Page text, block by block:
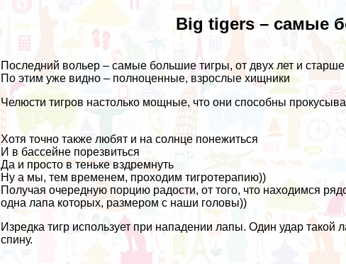
Big tigers – самые
Последний вольер – самые большие тигры, от двух лет и
По этим уже видно – полноценные, взрослые хищники
Челюсти тигров настолько мощные, что они способны
Хотя точно также любят и на солнце понежиться
И в бассейне порезвиться
Да и просто в теньке вздремнуть
Ну а мы, тем временем, проходим тигротерапию))
Получая очередную порцию радости, от того, что находимся
одна лапа которых, размером с наши головы))
Изредка тигр использует при нападении лапы. Один удар
спину.